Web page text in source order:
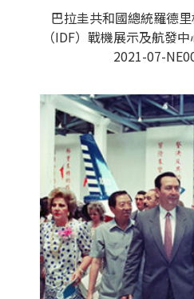
巴拉圭共和國總統羅德
（IDF）戰機展示及航發
2021-07-